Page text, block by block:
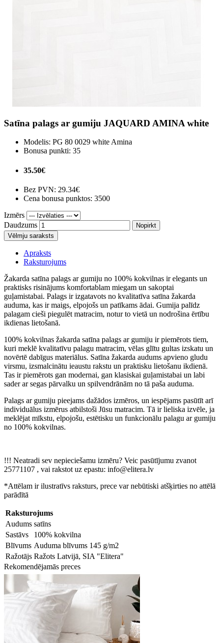
Satīna palags ar gumiju JAQUARD AMINA white
Modelis: PG 80 0029 white Amina
Bonusa punkti: 35
35.50€
Bez PVN: 29.34€
Cena bonusa punktos: 3500
Izmērs
Daudzums
Nopirkt
Vēlmju saraksts
Apraksts
Raksturojums
Žakarda satīna palags ar gumiju no 100% kokvilnas ir elegants un
praktisks risinājums komfortablam miegam un sakoptai
guļamistabai. Palags ir izgatavots no kvalitatīva satīna žakarda
auduma, kas ir maigs, elpojošs un patīkams ādai. Gumija palīdz
palagam cieši piegulēt matracim, notur to vietā un nodrošina ērtību
ikdienas lietošanā.
100% kokvilnas žakarda satīna palags ar gumiju ir piemērots tiem,
kuri meklē kvalitatīvu palagu matracim, vēlas glītu gultas izskatu un
novērtē dabīgus materiālus. Satīna žakarda audums apvieno gludu
virsmu, izsmalcinātu ieaustu rakstu un praktisku lietošanu ikdienā.
Tas ir piemērots gan modernai, gan klasiskai guļamistabai un labi
sader ar segas pārvalku un spilvendrānām no tā paša auduma.
Palags ar gumiju pieejams dažādos izmēros, un iespējams pasūtīt arī
individuālus izmērus atbilstoši Jūsu matracim. Tā ir lieliska izvēle, ja
meklējat mīkstu, elpojošu, estētisku un funkcionālu palagu ar gumiju
no 100% kokvilnas.
!!! Neatradi sev nepieciešamu izmēru? Veic pasūtījumu zvanot
25771107 , vai rakstot uz epastu: info@elitera.lv
*Attēlam ir ilustratīvs raksturs, prece var nebūtiski atšķirties no attēlā
parādītā
Raksturojums
Audums satīns
Sastāvs
100% kokvilna
Blīvums Auduma blīvums 145 g/m2
Ražotājs Ražots Latvijā, SIA "Elitera"
Rekomendējamās preces